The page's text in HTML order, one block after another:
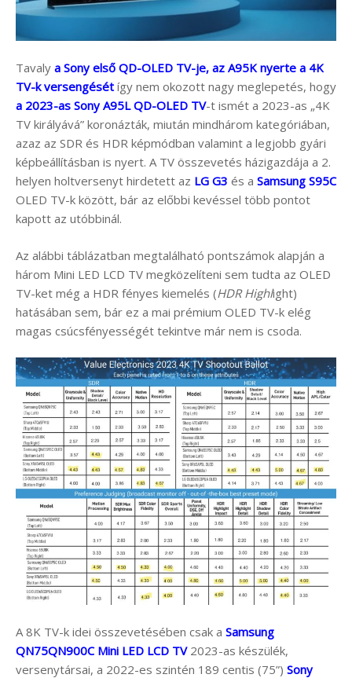
Tavaly a Sony első QD-OLED TV-je, az A95K nyerte a 4K
TV-k versengését így nem okozott nagy meglepetés, hogy
a 2023-as Sony A95L QD-OLED TV-t ismét a 2023-as „4K
TV királyává” koronázták, miután mindhárom kategóriában,
azaz az SDR és HDR képmódban valamint a legjobb gyári
képbeállításban is nyert. A TV összevetés házigazdája a 2.
helyen holtversenyt hirdetett az LG G3 és a Samsung S95C
OLED TV-k között, bár az előbbi kevéssel több pontot
kapott az utóbbinál.
Az alábbi táblázatban megtalálható pontszámok alapján a
három Mini LED LCD TV megközelíteni sem tudta az OLED
TV-ket még a HDR fényes kiemelés (HDR Highlight)
hatásában sem, bár ez a mai prémium OLED TV-k elég
magas csúcsfényességét tekintve már nem is csoda.
A 8K TV-k idei összevetésében csak a Samsung
QN75QN900C Mini LED LCD TV2023-as készülék,
versenytársai, a 2022-es szintén 189 centis (75”) Sony